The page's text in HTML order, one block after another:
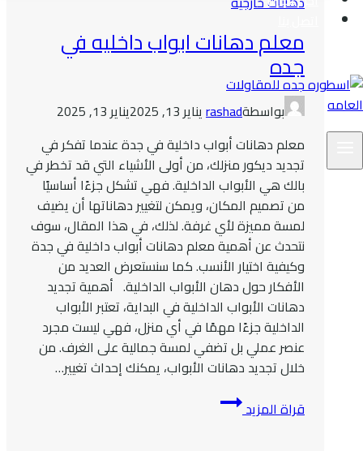
معلم دهانات ابواب داخليه في
جده
بواسطةrashad يناير 13, 2025
يناير 13, 2025
معلم دهانات أبواب داخلية في جدة عندما تفكر في
تجديد ديكور منزلك، من أولى الأشياء التي قد تخطر في
بالك هي الأبواب الداخلية. فهي تشكل جزءًا أساسيًا
من تصميم المكان، ويمكن لتغيير دهاناتها أن يضيف
لمسة مميزة لأي غرفة. لذلك، في هذا المقال، سوف
نتحدث عن أهمية معلم دهانات أبواب داخلية في جدة
وكيفية اختيار الأنسب. كما سنستعرض العديد من
الأفكار حول دهان الأبواب الداخلية. أهمية تجديد
دهانات الأبواب الداخلية في البداية، تعتبر الأبواب
الداخلية جزءًا مهمًا في أي منزل، فهي ليست مجرد
عنصر عملي بل تضفي لمسة جمالية على الغرف. من
خلال تجديد دهانات الأبواب، يمكنك إحداث تغيير…
قراة المزيدمعلم
دهانات